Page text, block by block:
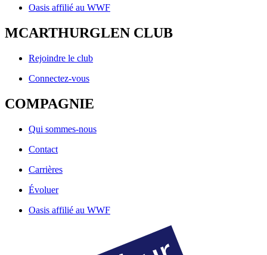
Oasis affilié au WWF
MCARTHURGLEN CLUB
Rejoindre le club
Connectez-vous
COMPAGNIE
Qui sommes-nous
Contact
Carrières
Évoluer
Oasis affilié au WWF